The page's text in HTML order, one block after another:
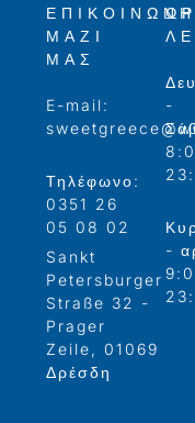
ΜΑΖΊ
ΜΑΣ
E-mail:
Τηλέφωνο:
0351 26
05 08 02
Sankt
Petersburger
Straße 32 -
Prager
Zeile, 01069
Δρέσδη
-
-